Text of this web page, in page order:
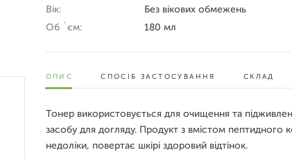
Вік:
Без вікових обмежень
Об `єм:
180 мл
ОПИС СПОСІБ ЗАСТОСУВАННЯ СКЛАД
Тонер використовується для очищення та
засобу для догляду. Продукт з вмістом пептидного
недоліки, повертає шкірі здоровий відтінок.